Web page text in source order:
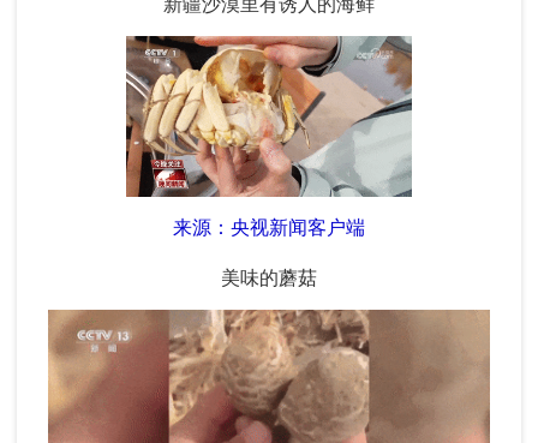
来源：央视新闻客户端
美味的蘑菇